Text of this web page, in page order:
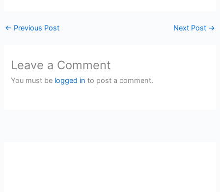
← Previous Post Next Post →
Leave a Comment
You must be logged in to post a comment.